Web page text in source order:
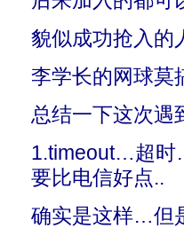
貌似成功抢入的
李学长的网球
总结一下这次遇
1.timeout…超时
要比电信好点..
确实是这样…但